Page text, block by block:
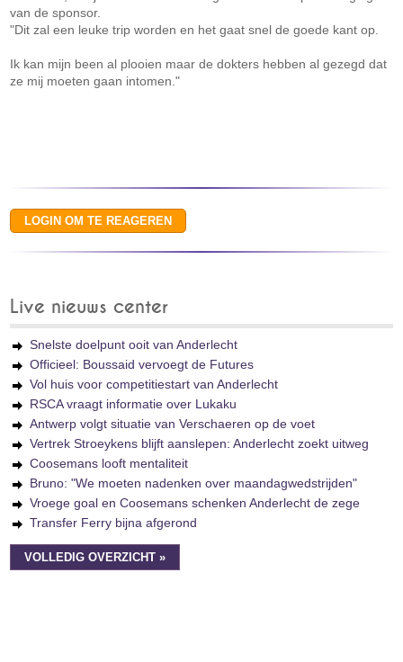
van de sponsor.
"Dit zal een leuke trip worden en het gaat snel de goede kant op.
Ik kan mijn been al plooien maar de dokters hebben al gezegd dat
ze mij moeten gaan intomen."
Live nieuws center
Snelste doelpunt ooit van Anderlecht
Officieel: Boussaid vervoegt de Futures
Vol huis voor competitiestart van Anderlecht
RSCA vraagt informatie over Lukaku
Antwerp volgt situatie van Verschaeren op de voet
Vertrek Stroeykens blijft aanslepen: Anderlecht zoekt uitweg
Coosemans looft mentaliteit
Bruno: "We moeten nadenken over maandagwedstrijden"
Vroege goal en Coosemans schenken Anderlecht de zege
Transfer Ferry bijna afgerond
VOLLEDIG OVERZICHT »